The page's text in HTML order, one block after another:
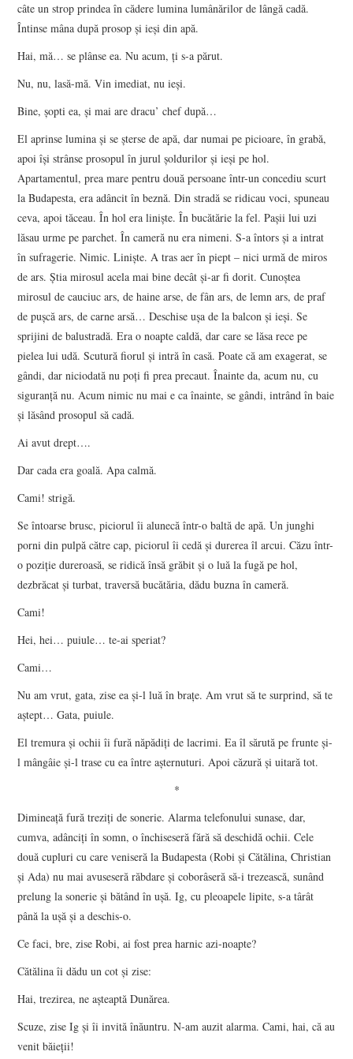
câte un strop prindea în cădere lumina lumânărilor de lângă cadă.
Întinse mâna după prosop şi ieşi din apă.
Hai, mă… se plânse ea. Nu acum, ţi s-a părut.
Nu, nu, lasă-mă. Vin imediat, nu ieşi.
Bine, şopti ea, şi mai are dracu’ chef după…
El aprinse lumina şi se şterse de apă, dar numai pe picioare, în grabă,
apoi îşi strânse prosopul în jurul şoldurilor şi ieşi pe hol.
Apartamentul, prea mare pentru două persoane într-un concediu scurt
la Budapesta, era adâncit în beznă. Din stradă se ridicau voci, spuneau
ceva, apoi tăceau. În hol era linişte. În bucătărie la fel. Paşii lui uzi
lăsau urme pe parchet. În cameră nu era nimeni. S-a întors şi a intrat
în sufragerie. Nimic. Linişte. A tras aer în piept – nici urmă de miros
de ars. Ştia mirosul acela mai bine decât şi-ar fi dorit. Cunoştea
mirosul de cauciuc ars, de haine arse, de fân ars, de lemn ars, de praf
de puşcă ars, de carne arsă… Deschise uşa de la balcon şi ieşi. Se
sprijini de balustradă. Era o noapte caldă, dar care se lăsa rece pe
pielea lui udă. Scutură fiorul şi intră în casă. Poate că am exagerat, se
gândi, dar niciodată nu poţi fi prea precaut. Înainte da, acum nu, cu
siguranţă nu. Acum nimic nu mai e ca înainte, se gândi, intrând în baie
şi lăsând prosopul să cadă.
Ai avut drept….
Dar cada era goală. Apa calmă.
Cami! strigă.
Se întoarse brusc, piciorul îi alunecă într-o baltă de apă. Un junghi
porni din pulpă către cap, piciorul îi cedă şi durerea îl arcui. Căzu într-
o poziţie dureroasă, se ridică însă grăbit şi o luă la fugă pe hol,
dezbrăcat şi turbat, traversă bucătăria, dădu buzna în cameră.
Cami!
Hei, hei… puiule… te-ai speriat?
Cami…
Nu am vrut, gata, zise ea şi-l luă în braţe. Am vrut să te surprind, să te
aştept… Gata, puiule.
El tremura şi ochii îi fură năpădiţi de lacrimi. Ea îl sărută pe frunte şi-
l mângâie şi-l trase cu ea între aşternuturi. Apoi căzură şi uitară tot.
*
Dimineaţă fură treziţi de sonerie. Alarma telefonului sunase, dar,
cumva, adânciţi în somn, o închiseseră fără să deschidă ochii. Cele
două cupluri cu care veniseră la Budapesta (Robi şi Cătălina, Christian
şi Ada) nu mai avuseseră răbdare şi coborâseră să-i trezească, sunând
prelung la sonerie şi bătând în uşă. Ig, cu pleoapele lipite, s-a târât
până la uşă şi a deschis-o.
Ce faci, bre, zise Robi, ai fost prea harnic azi-noapte?
Cătălina îi dădu un cot şi zise:
Hai, trezirea, ne aşteaptă Dunărea.
Scuze, zise Ig şi îi invită înăuntru. N-am auzit alarma. Cami, hai, că au
venit băieţii!